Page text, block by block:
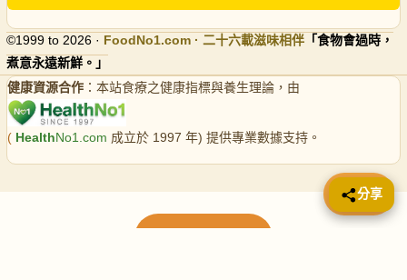
©1999 to 2026 · FoodNo1.com · 二十六載滋味相伴 「食物會過時，
煮意永遠新鮮。」
健康資源合作 ：本站食療之健康指標與養生理論，由
( HealthNo1.com 成立於 1997 年) 提供專業數據支持。
📤 分享
分享